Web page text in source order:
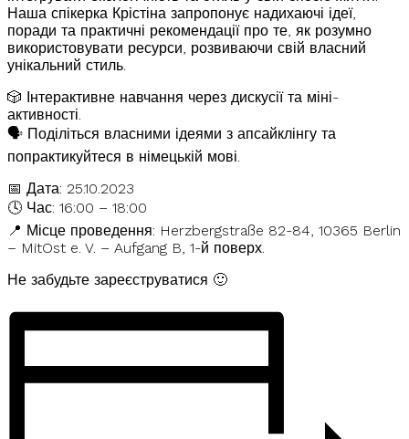
Наша спікерка Крістіна запропонує надихаючі ідеї,
поради та практичні рекомендації про те, як розумно
використовувати ресурси, розвиваючи свій власний
унікальний стиль.
🎲 Інтерактивне навчання через дискусії та міні-
активності.
🗣 Поділіться власними ідеями з апсайклінгу та
попрактикуйтеся в німецькій мові.
📅 Дата: 25.10.2023
🕓 Час: 16:00 – 18:00
📍 Місце проведення: Herzbergstraße 82-84, 10365 Berlin
– MitOst e. V. – Aufgang B, 1-й поверх.
Не забудьте зареєструватися 🙂